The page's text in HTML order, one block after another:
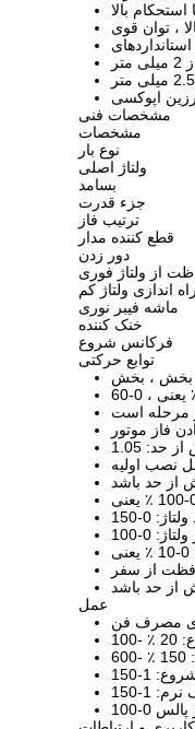
بالا
، توان قوی
رزین اپوکسی
مشخصات فنی
مشخصات
نوع بار
ولتاژ اصلی
بسامد
جزء قدرت
ترتیب فاز
قطع کننده مدار
دور زدن
از ولتاژ فوری
راه اندازی ولتاژ کم
ماشه فیبر نوری
خنک کننده
فرکانس شروع
توابع حرکتی
مرحله است
فاز موتور
نصب اولیه
از حد باشد
از سفر
از حد باشد
عمل
مصرف فن
1-150